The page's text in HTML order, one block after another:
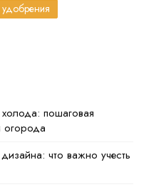
холода: пошаговая
огорода
что важно учесть